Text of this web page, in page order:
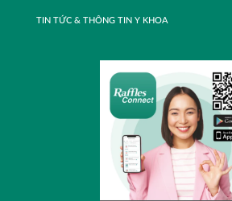
TIN TỨC & THÔNG TIN Y KHOA